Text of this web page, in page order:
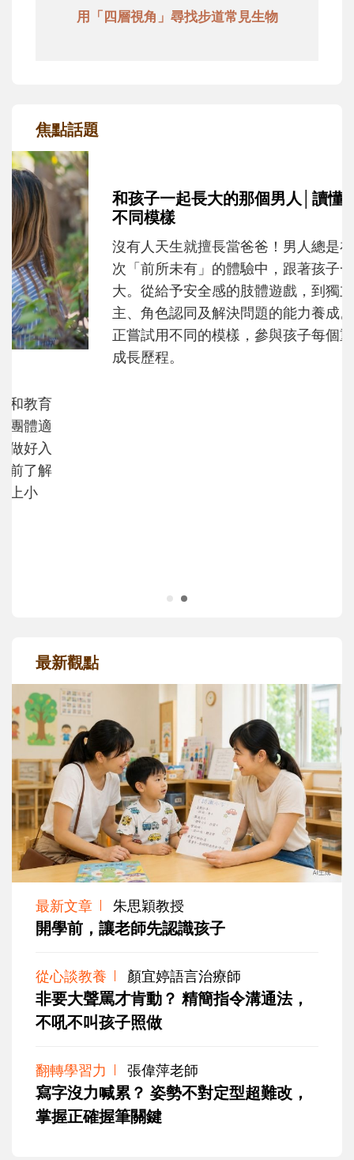
用「四層視角」尋找步道常見生物
焦點話題
和孩子一起長大的那個男人│讀懂父親的
不同模樣
沒有人天生就擅長當爸爸！男人總是在一次
次「前所未有」的體驗中，跟著孩子一起長
大。從給予安全感的肢體遊戲，到獨立自
主、角色認同及解決問題的能力養成。爸爸
正嘗試用不同的模樣，參與孩子每個重要的
最新觀點
最新文章 朱思穎教授
開學前，讓老師先認識孩子
從心談教養 顏宜婷語言治療師
非要大聲罵才肯動？ 精簡指令溝通法，
不吼不叫孩子照做
翻轉學習力 張偉萍老師
寫字沒力喊累？ 姿勢不對定型超難改，
掌握正確握筆關鍵